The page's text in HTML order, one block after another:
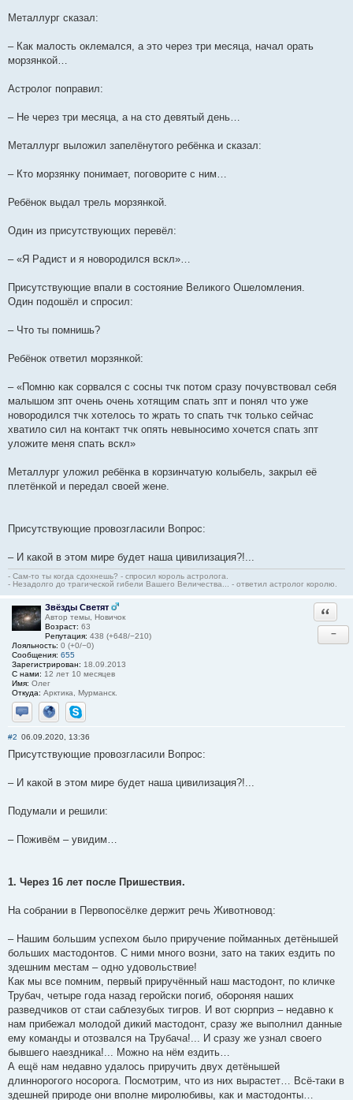
Металлург сказал:
– Как малость оклемался, а это через три месяца, начал орать
морзянкой…
Астролог поправил:
– Не через три месяца, а на сто девятый день…
Металлург выложил запелёнутого ребёнка и сказал:
– Кто морзянку понимает, поговорите с ним…
Ребёнок выдал трель морзянкой.
Один из присутствующих перевёл:
– «Я Радист и я новородился вскл»…
Присутствующие впали в состояние Великого Ошеломления.
Один подошёл и спросил:
– Что ты помнишь?
Ребёнок ответил морзянкой:
– «Помню как сорвался с сосны тчк потом сразу почувствовал себя
малышом зпт очень очень хотящим спать зпт и понял что уже
новородился тчк хотелось то жрать то спать тчк только сейчас
хватило сил на контакт тчк опять невыносимо хочется спать зпт
уложите меня спать вскл»
Металлург уложил ребёнка в корзинчатую колыбель, закрыл её
плетёнкой и передал своей жене.
Присутствующие провозгласили Вопрос:
– И какой в этом мире будет наша цивилизация?!...
- Сам-то ты когда сдохнешь? - спросил король астролога.
- Незадолго до трагической гибели Вашего Величества... - ответил астролог королю.
Звёзды Светят
Автор темы, Новичок
Возраст: 63
Репутация: 438 (+648/−210)
Лояльность: 0 (+0/−0)
Сообщения: 655
Зарегистрирован: 18.09.2013
С нами: 12 лет 10 месяцев
Имя: Олег
Откуда: Арктика, Мурманск.
Отправить личное сообщение
СайтSkype
−
#2 06.09.2020, 13:36
Присутствующие провозгласили Вопрос:
– И какой в этом мире будет наша цивилизация?!...
Подумали и решили:
– Поживём – увидим…
1. Через 16 лет после Пришествия.
На собрании в Первопосёлке держит речь Животновод:
– Нашим большим успехом было приручение пойманных детёнышей
больших мастодонтов. С ними много возни, зато на таких ездить по
здешним местам – одно удовольствие!
Как мы все помним, первый приручённый наш мастодонт, по кличке
Трубач, четыре года назад геройски погиб, обороняя наших
разведчиков от стаи саблезубых тигров. И вот сюрприз – недавно к
нам прибежал молодой дикий мастодонт, сразу же выполнил данные
ему команды и отозвался на Трубача!... И сразу же узнал своего
бывшего наездника!... Можно на нём ездить…
А ещё нам недавно удалось приручить двух детёнышей
длиннорогого носорога. Посмотрим, что из них вырастет… Всё-таки в
здешней природе они вполне миролюбивы, как и мастодонты…